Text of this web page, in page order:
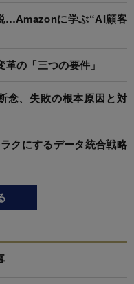
…Amazonに学ぶ“AI顧客
の「三つの要件」
念、失敗の根本原因と対
クにするデータ統合戦略